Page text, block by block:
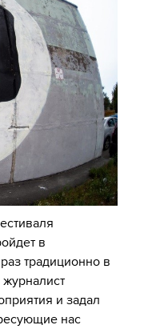
в
традиционно в
и задал
нас